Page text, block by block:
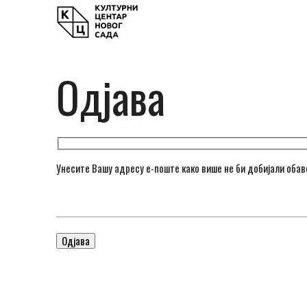
Одјава
Унесите Вашу адресу е-поште како више не би добијали